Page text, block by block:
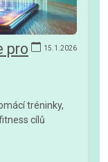
15.1.2026
pro
tréninky,
cílů